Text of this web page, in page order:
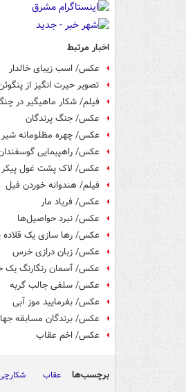
اخبار مرتبط
عکس/ اسب زیبای خالدار
تصویر حیرت انگیز از
فیلم/ شکار ماهیگیر در
عکس/ جنگ پرندگان
عکس/ چهره مظلومانه شیر
عکس/ راهپیمایی
عکس/ لاک پشت غول پیکر
فیلم/ هندوانه خوردن فیل
عکس/ فریاد مار
عکس/ نبرد حواصیل‌ها
عکس/ رها سازی یک قلاده
عکس/ زبان درازی خرس
عکس/ آسمان رنگارنگ یک
عکس/ سلفی جالب گربه
عکس/ بفرمایید موز آبی
عکس/ برندگان مسابقه
عکس/ اخم عقاب
برچسب‌ها عقاب